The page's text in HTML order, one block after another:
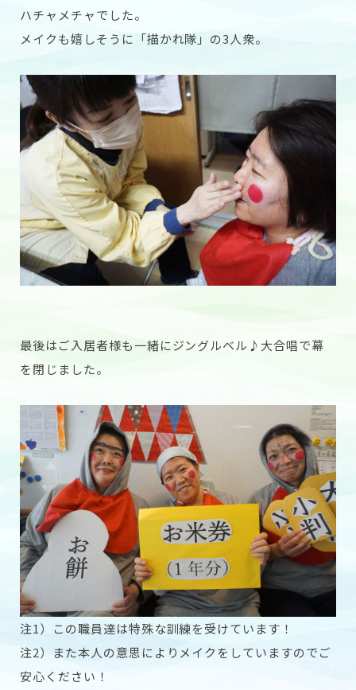
ハチャメチャでした。
メイクも嬉しそうに「描かれ隊」の3人衆。
最後はご入居者様も一緒にジングルベル♪大合唱で幕
を閉じました。
注1）この職員達は特殊な訓練を受けています！
注2）また本人の意思によりメイクをしていますのでご
安心ください！